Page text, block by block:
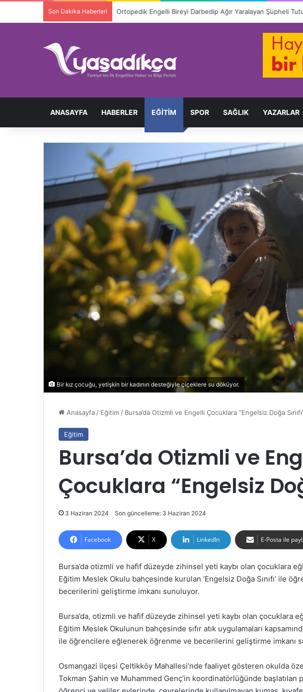
Son Dakika Haberleri Ortopedik Engelli Bireyi Darbedip Ağır Yaralayan Şüpheli
ANASAYFA HABERLER EĞITIM SPOR SAĞLIK YAZARLAR
Bir kız çocuğu, yetişkin bir kadının desteğiyle çiçeklere su döküyor.
Anasayfa / Eğitim / Bursa’da Otizmli ve Engelli Çocuklara “Engelsiz Doğa
Eğitim
Bursa’da Otizmli ve
Çocuklara “Engelsiz
3 Haziran 2024 Son güncelleme: 3 Haziran 2024
Facebook X LinkedIn E-Posta ile
Bursa’da otizmli ve hafif düzeyde zihinsel yeti kaybı olan çocuklara
Eğitim Meslek Okulu bahçesinde kurulan ‘Engelsiz Doğa Sınıfı’ ile
becerilerini geliştirme imkanı sunuluyor.
Bursa’da, otizmli ve hafif düzeyde zihinsel yeti kaybı olan çocuklara
Eğitim Meslek Okulunun bahçesinde sıfır atık uygulamaları
ile öğrencilere eğlenerek öğrenme ve becerilerini geliştirme imkanı
Osmangazi ilçesi Çeltikköy Mahallesi’nde faaliyet gösteren okulda
Tokman Şahin ve Muhammed Genç’in koordinatörlüğünde başlatılan